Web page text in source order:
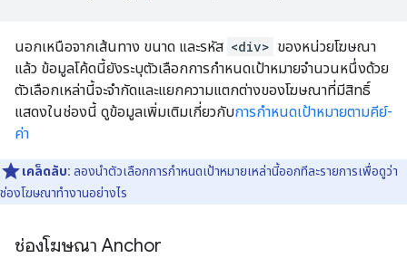
นอกเหนือจากเส้นทาง ขนาด และรหัส <div> ของหน่วยโฆษณา
แล้ว ข้อมูลโค้ดนี้ยังระบุตัวเลือกการกำหนดเป้าหมายจํานวนหนึ่งด้วย
ตัวเลือกเหล่านี้จะจํากัดและแยกความแตกต่างของโฆษณาที่มีสิทธิ์
แสดงในช่องนี้ ดูข้อมูลเพิ่มเติมเกี่ยวกับการกำหนดเป้าหมายตามคีย์-
ค่า
เคล็ดลับ: ลองนําตัวเลือกการกําหนดเป้าหมายเหล่านี้ออกทีละรายการเพื่อดูว่า
ช่องโฆษณาทํางานอย่างไร
ช่องโฆษณา Anchor